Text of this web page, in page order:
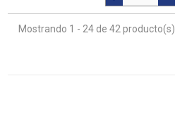
Mostrando 1 - 24 de 42 producto(s).